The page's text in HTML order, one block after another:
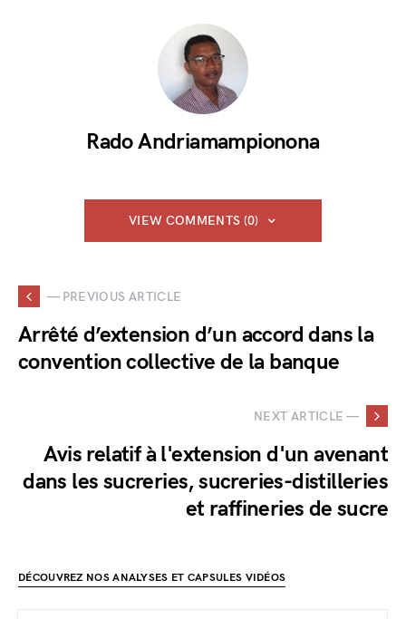
Rado Andriamampionona
VIEW COMMENTS (0)
— PREVIOUS ARTICLE
Arrêté d’extension d’un accord dans la
convention collective de la banque
NEXT ARTICLE —
Avis relatif à l'extension d'un avenant
dans les sucreries, sucreries-distilleries
et raffineries de sucre
DÉCOUVREZ NOS ANALYSES ET CAPSULES VIDÉOS